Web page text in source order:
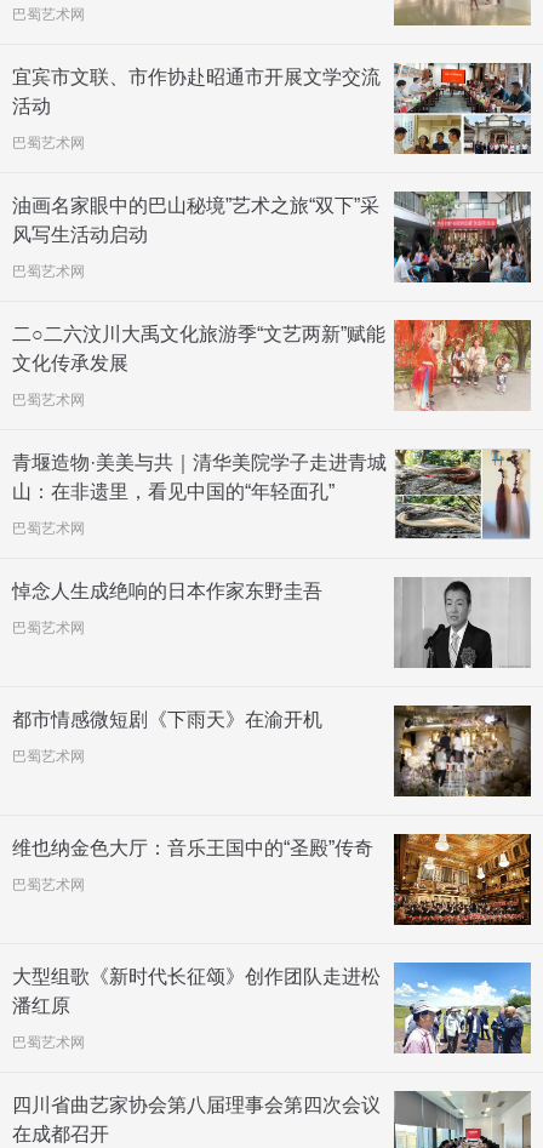
巴蜀艺术网
宜宾市文联、市作协赴昭通市开展文学交流
活动
巴蜀艺术网
油画名家眼中的巴山秘境”艺术之旅“双下”采
风写生活动启动
巴蜀艺术网
二○二六汶川大禹文化旅游季“文艺两新”赋能
文化传承发展
巴蜀艺术网
青堰造物·美美与共｜清华美院学子走进青城
山：在非遗里，看见中国的“年轻面孔”
巴蜀艺术网
悼念人生成绝响的日本作家东野圭吾
巴蜀艺术网
都市情感微短剧《下雨天》在渝开机
巴蜀艺术网
维也纳金色大厅：音乐王国中的“圣殿”传奇
巴蜀艺术网
大型组歌《新时代长征颂》创作团队走进松
潘红原
巴蜀艺术网
四川省曲艺家协会第八届理事会第四次会议
在成都召开